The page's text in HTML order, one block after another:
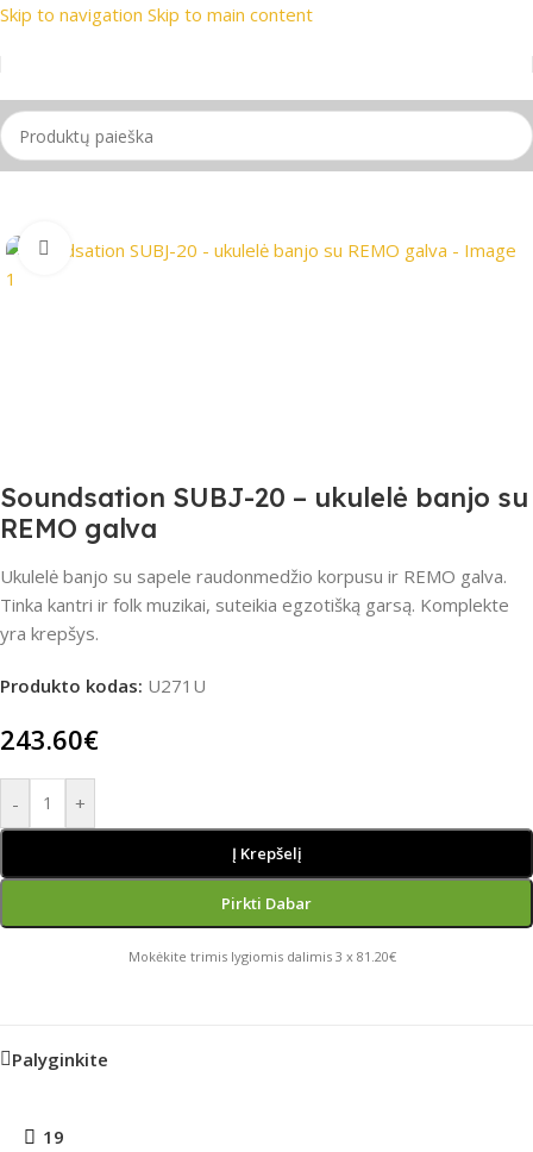
Skip to navigation Skip to main content
📦 Nemokamas
Pradžia/Gitaros/Ukulelė
Spustelėkite, jei norite padidinti
Soundsation SUBJ-20 – ukulelė banjo su
REMO galva
Ukulelė banjo su sapele raudonmedžio korpusu ir REMO galva.
Tinka kantri ir folk muzikai, suteikia egzotišką garsą. Komplekte
yra krepšys.
Produkto kodas: U271U
243.60€
- +
Į Krepšelį
Pirkti Dabar
Mokėkite trimis lygiomis dalimis 3 x 81.20€
Palyginkite
19